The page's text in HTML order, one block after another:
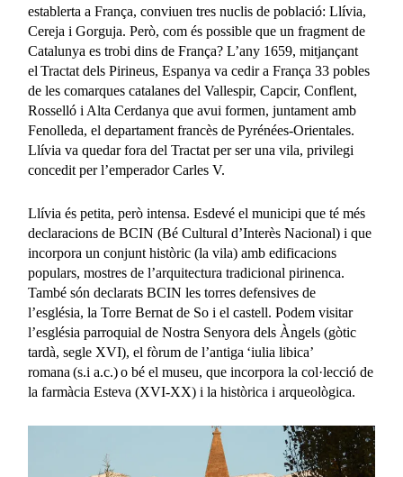
establerta a França, conviuen tres nuclis de població: Llívia,
Cereja i Gorguja. Però, com és possible que un fragment de
Catalunya es trobi dins de França? L’any 1659, mitjançant
el Tractat dels Pirineus, Espanya va cedir a França 33 pobles
de les comarques catalanes del Vallespir, Capcir, Conflent,
Rosselló i Alta Cerdanya que avui formen, juntament amb
Fenolleda, el departament francès de Pyrénées-Orientales.
Llívia va quedar fora del Tractat per ser una vila, privilegi
concedit per l’emperador Carles V.
Llívia és petita, però intensa. Esdevé el municipi que té més
declaracions de BCIN (Bé Cultural d’Interès Nacional) i que
incorpora un conjunt històric (la vila) amb edificacions
populars, mostres de l’arquitectura tradicional pirinenca.
També són declarats BCIN les torres defensives de
l’església, la Torre Bernat de So i el castell. Podem visitar
l’església parroquial de Nostra Senyora dels Àngels (gòtic
tardà, segle XVI), el fòrum de l’antiga ‘iulia libica’
romana (s.i a.c.) o bé el museu, que incorpora la col·lecció de
la farmàcia Esteva (XVI-XX) i la històrica i arqueològica.